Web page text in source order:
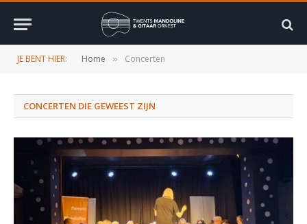
JE BENT HIER: Home » Concerten
CONCERTEN DIE GEWEEST ZIJN